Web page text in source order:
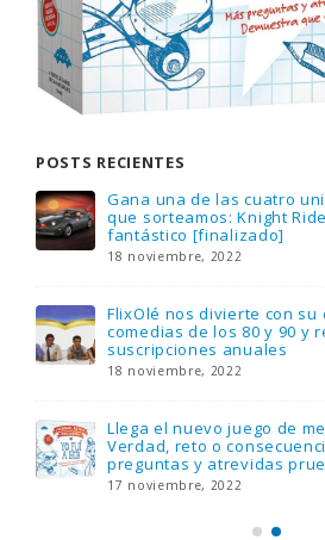
POSTS RECIENTES
Gana una de las cuatro
que sorteamos: Knight
fantástico [finalizado]
18 noviembre, 2022
FlixOlé nos divierte con su
comedias de los 80 y 90 y
suscripciones anuales
18 noviembre, 2022
Llega el nuevo juego de
Verdad, reto o
preguntas y atrevidas
17 noviembre, 2022